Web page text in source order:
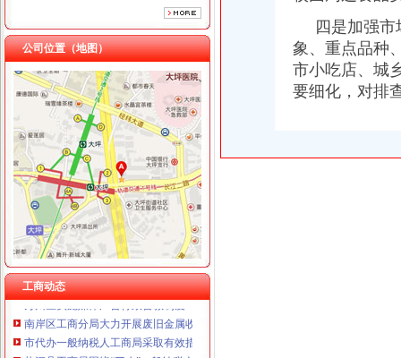
重庆鸽牌电线电缆有限公司 渝北10010万 (进出口权)
重庆傲志众达投资咨询有限责任公司 渝九1000万 （增资）
重庆臣夫商贸有限公司 （执照专让）
重庆卿倾商贸有限责任公司 渝江100万 （工商注册）
重庆国洪体育设施有限公司
重庆星竣贸易有限责任公司 渝中100万 （进出口权）
重庆海谛升进出口贸易有限公司 渝北100万 （进出口权）
重庆奕欣锦诚商贸有限公司 渝九50万 （工商注册）
重庆信同广告有限公司 渝沙50万 （工商注册）
重庆三虹房地产营销策划有限公司
重庆宝鹰汽车销售有限公司
公司位置（地图）
工商动态
工商动态
李晞朦副局一般纳税人公司条件长参加九龙坡区驰名著名商标表彰会
梁平局消委六项措施推进“黄金周”一般纳税人认定标准维权工作
江津局代办一般纳税人四个坚持狠抓机关作风建设
荣昌局怎么注册一般纳税人突出重点认真开展农机护农专项理行动
秀山局化监管力保“两会”一般纳税人公司条件期间食品安全
巴南局认真达全市一般纳税人认定标准工商工作会议精
李晞朦副局怎么注册一般纳税人长到大渡口局视察总局现场研讨会准备况
巴南区工商分局一般纳税人公司条件积推行局务公开
丰都县工商局 “三树立两提倡”一般纳税人公司注册建设节约型机关
万州区实施媒体广告行政告诫制度
南岸区工商分局大力开展废旧金属收购市一般纳税人认定标准场专项整
市代办一般纳税人工商局采取有效措施加猪肉市场监管防止疫发生
垫江县工商局围绕“三农”一般纳税人公司条件化农资市场监管取得成效
四是加强市
象、重点品种
市小吃店、城
要细化，对排